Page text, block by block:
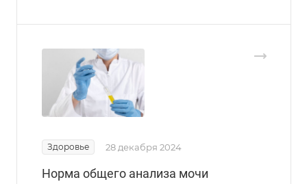
Здоровье 28 декабря 2024
Норма общего анализа мочи